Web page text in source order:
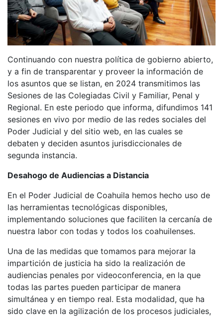
Continuando con nuestra política de gobierno abierto,
y a fin de transparentar y proveer la información de
los asuntos que se listan, en 2024 transmitimos las
Sesiones de las Colegiadas Civil y Familiar, Penal y
Regional. En este periodo que informa, difundimos 141
sesiones en vivo por medio de las redes sociales del
Poder Judicial y del sitio web, en las cuales se
debaten y deciden asuntos jurisdiccionales de
segunda instancia.
Desahogo de Audiencias a Distancia
En el Poder Judicial de Coahuila hemos hecho uso de
las herramientas tecnológicas disponibles,
implementando soluciones que faciliten la cercanía de
nuestra labor con todas y todos los coahuilenses.
Una de las medidas que tomamos para mejorar la
impartición de justicia ha sido la realización de
audiencias penales por videoconferencia, en la que
todas las partes pueden participar de manera
simultánea y en tiempo real. Esta modalidad, que ha
sido clave en la agilización de los procesos judiciales,